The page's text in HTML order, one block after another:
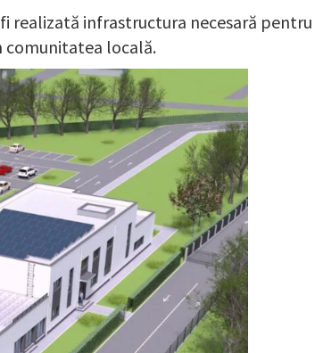
realizată infrastructura necesară
comunitatea locală.